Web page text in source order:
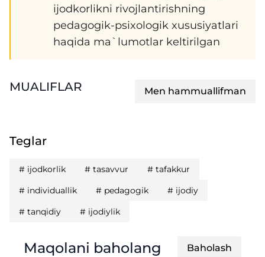
ijodkorlikni rivojlantirishning
pedagogik-psixologik xususiyatlari
haqida ma`lumotlar keltirilgan
MUALIFLAR Men hammuallifman
Teglar
# ijodkorlik # tasavvur # tafakkur
# individuallik # pedagogik # ijodiy
# tanqidiy # ijodiylik
Maqolani baholang Baholash